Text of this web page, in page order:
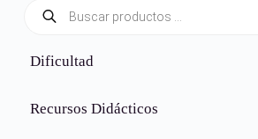
Dificultad
Recursos Didácticos